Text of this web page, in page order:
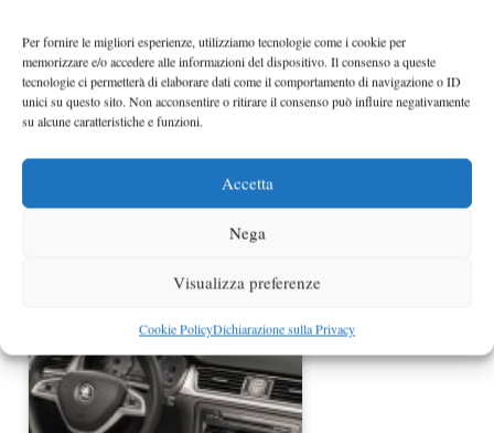
Per fornire le migliori esperienze, utilizziamo tecnologie come i cookie per
memorizzare e/o accedere alle informazioni del dispositivo. Il consenso a queste
tecnologie ci permetterà di elaborare dati come il comportamento di navigazione o ID
unici su questo sito. Non acconsentire o ritirare il consenso può influire negativamente
su alcune caratteristiche e funzioni.
Accetta
Nega
Visualizza preferenze
Cookie PolicyDichiarazione sulla Privacy
Skoda Octavia e Rapid in variante